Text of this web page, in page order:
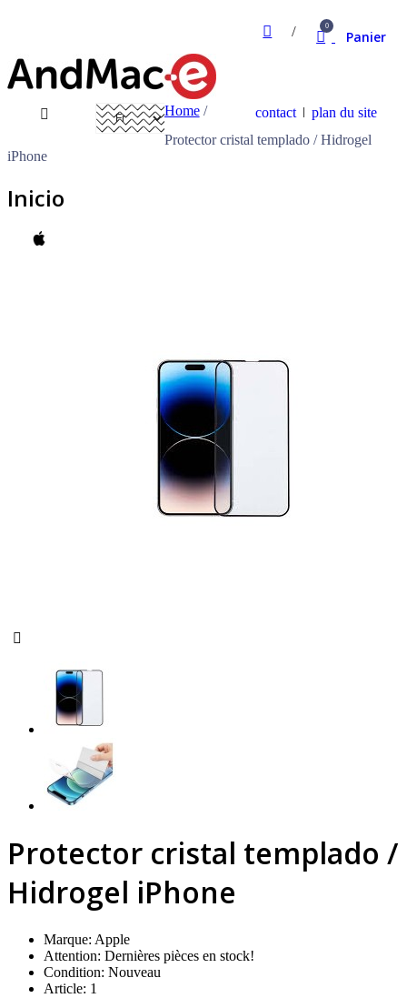
Panier
0
contact plan du site
Home /
Protector cristal templado / Hidrogel
iPhone
Inicio
Protector cristal templado /
Hidrogel iPhone
Marque: Apple
Attention: Dernières pièces en stock!
Condition: Nouveau
Article: 1